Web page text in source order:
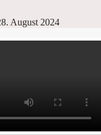
August 2024